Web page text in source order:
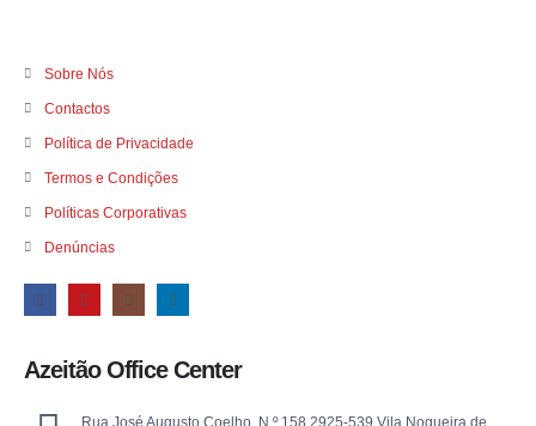
Sobre Nós
Contactos
Política de Privacidade
Termos e Condições
Políticas Corporativas
Denúncias
Azeitão Office Center
Rua José Augusto Coelho, N.º 158 2925-539 Vila Nogueira de